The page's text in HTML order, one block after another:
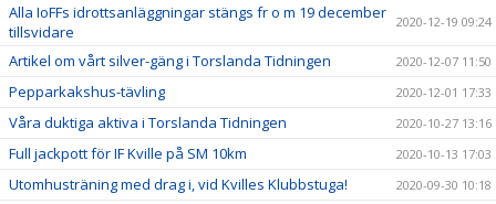
Alla IoFFs idrottsanläggningar stängs fr o m 19 december
tillsvidare
2020-12-19 09:24
Artikel om vårt silver-gäng i Torslanda Tidningen 2020-12-07 11:50
Pepparkakshus-tävling 2020-12-01 17:33
Våra duktiga aktiva i Torslanda Tidningen 2020-10-27 13:16
Full jackpott för IF Kville på SM 10km 2020-10-13 17:03
Utomhusträning med drag i, vid Kvilles Klubbstuga! 2020-09-30 10:18